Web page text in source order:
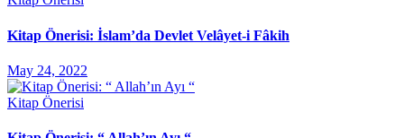
Kitap Önerisi: İslam’da Devlet Velâyet-i Fâkih
May 24, 2022
Kitap Önerisi